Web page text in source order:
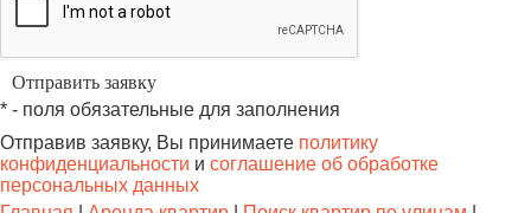
* - поля обязательные для заполнения
Отправив заявку, Вы принимаете политику
конфиденциальности и соглашение об обработке
персональных данных